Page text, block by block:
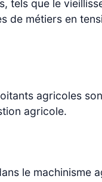
tels que le
de métiers en
agricoles
agricole.
le machinisme